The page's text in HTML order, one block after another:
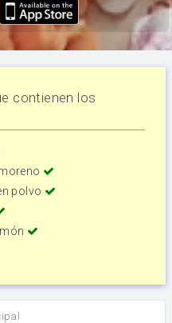
contienen los
polvo